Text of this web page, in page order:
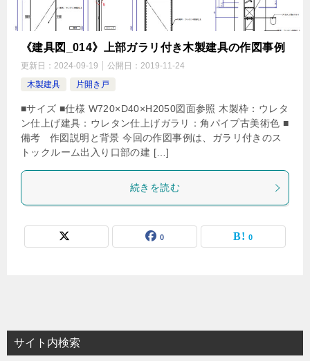
《建具図_014》上部ガラリ付き木製建具の作図事例
更新日： 2024-09-19 公開日： 2019-11-24
木製建具
片開き戸
■サイズ ■仕様 W720×D40×H2050図面参照 木製枠：ウレタ
ン仕上げ建具：ウレタン仕上げガラリ：角パイプ古美術色 ■
備考 作図説明と背景 今回の作図事例は、ガラリ付きのス
トックルーム出入り口部の建 […]
続きを読む
0 0
サイト内検索